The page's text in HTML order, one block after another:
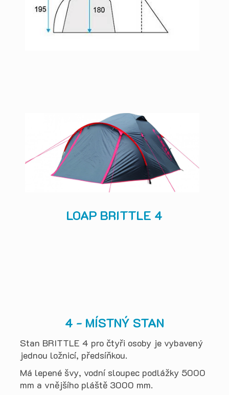
LOAP BRITTLE 4
4 - MÍSTNÝ STAN
Stan BRITTLE 4 pro čtyři osoby je vybavený
jednou ložnicí, předsíňkou.
Má lepené švy, vodní sloupec podlážky 5000
mm a vnějšího pláště 3000 mm.